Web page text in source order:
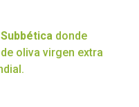
donde
oliva virgen extra